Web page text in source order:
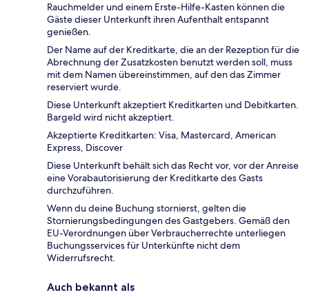
Rauchmelder und einem Erste-Hilfe-Kasten können die
Gäste dieser Unterkunft ihren Aufenthalt entspannt
genießen.
Der Name auf der Kreditkarte, die an der Rezeption für die
Abrechnung der Zusatzkosten benutzt werden soll, muss
mit dem Namen übereinstimmen, auf den das Zimmer
reserviert wurde.
Diese Unterkunft akzeptiert Kreditkarten und Debitkarten.
Bargeld wird nicht akzeptiert.
Akzeptierte Kreditkarten: Visa, Mastercard, American
Express, Discover
Diese Unterkunft behält sich das Recht vor, vor der Anreise
eine Vorabautorisierung der Kreditkarte des Gasts
durchzuführen.
Wenn du deine Buchung stornierst, gelten die
Stornierungsbedingungen des Gastgebers. Gemäß den
EU-Verordnungen über Verbraucherrechte unterliegen
Buchungsservices für Unterkünfte nicht dem
Widerrufsrecht.
Auch bekannt als